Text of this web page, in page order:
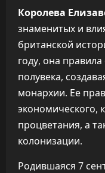
Королева
знаменитых и
британской
году, она
полувека,
монархии. Ее
экономического,
процветания, а
колонизации.
Родившаяся 7